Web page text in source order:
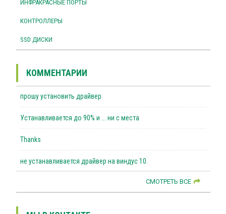
ИНФРАКРАСНЫЕ ПОРТЫ
КОНТРОЛЛЕРЫ
SSD ДИСКИ
КОММЕНТАРИИ
прошу установить драйвер
Устанавливается до 90% и ... ни с места
Thanks
не устанавливается драйвер на виндус 10.
СМОТРЕТЬ ВСЕ